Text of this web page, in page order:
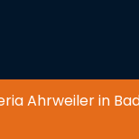
Ahrweiler in